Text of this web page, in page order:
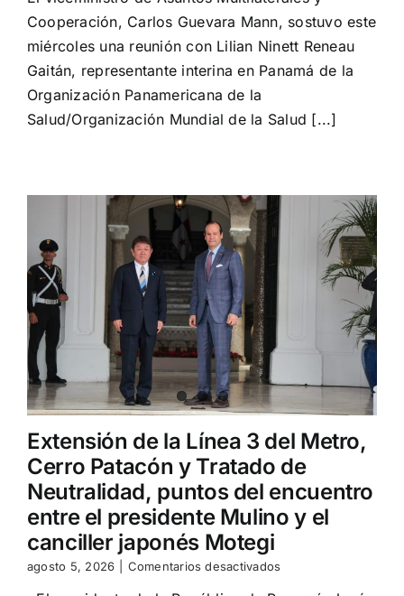
OPS/OMS
fortalecen
lazos
cooperación
programas
pública
Panamá
Cooperación, Carlos Guevara Mann, sostuvo este
miércoles una reunión con Lilian Ninett Reneau
Gaitán, representante interina en Panamá de la
Organización Panamericana de la
Salud/Organización Mundial de la Salud [...]
Extensión de la Línea 3 del Metro,
Cerro Patacón y Tratado de
Neutralidad, puntos del encuentro
entre el presidente Mulino y el
canciller japonés Motegi
agosto 5, 2026 Comentarios desactivadosen